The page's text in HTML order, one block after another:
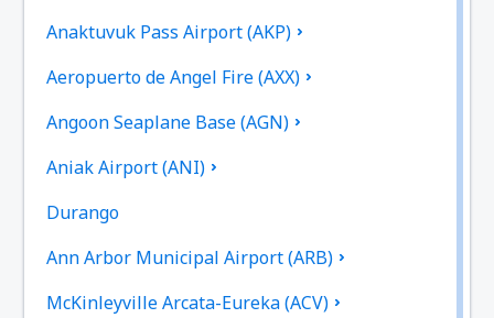
Anaktuvuk Pass Airport (AKP)
Aeropuerto de Angel Fire (AXX)
Angoon Seaplane Base (AGN)
Aniak Airport (ANI)
Durango
Ann Arbor Municipal Airport (ARB)
McKinleyville Arcata-Eureka (ACV)